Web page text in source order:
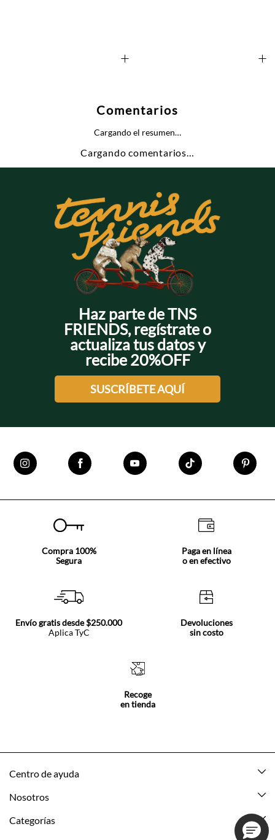
+ +
Comentarios
Cargando el resumen…
Cargando comentarios…
Haz parte de TNS
FRIENDS, regístrate o
actualiza tus datos y
recibe 20%OFF
SUSCRÍBETE AQUÍ
Compra 100%
Segura
Paga en línea
o en efectivo
Envío gratis desde $250.000
Aplica TyC
Devoluciones
sin costo
Recoge
en tienda
Centro de ayuda
Mis pedidos
Nosotros
Acerca de Tennis
Categorías